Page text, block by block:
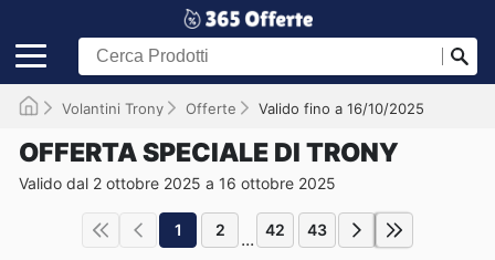
Volantini Trony Offerte Valido fino a 16/10/2025
OFFERTA SPECIALE DI TRONY
Valido dal 2 ottobre 2025 a 16 ottobre 2025
1 2 ... 42 43